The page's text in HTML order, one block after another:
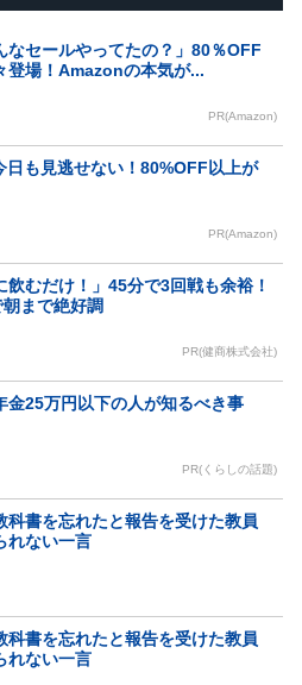
なセールやってたの？」80％OFF
登場！Amazonの本気が...
PR(Amazon)
も見逃せない！80%OFF以上が
PR(Amazon)
飲むだけ！」45分で3回戦も余裕！
まで絶好調
PR(健商株式会社)
金25万円以下の人が知るべき事
PR(くらしの話題)
科書を忘れたと報告を受けた教員
ない一言
科書を忘れたと報告を受けた教員
ない一言